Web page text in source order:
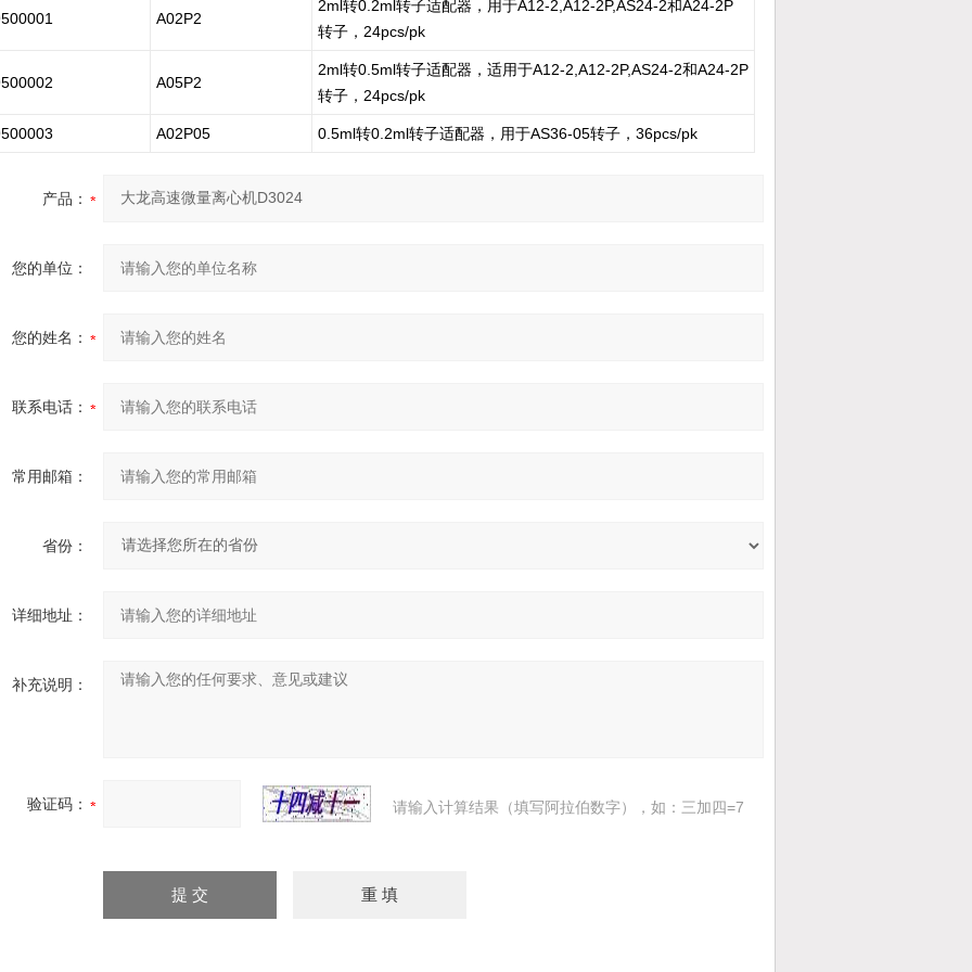
A02P2
2ml转0.2ml转子适配器，用于A12-2,A12-2P,AS24-2和A24-2P
转子，24pcs/pk
A05P2
2ml转0.5ml转子适配器，适用于A12-2,A12-2P,AS24-2和A24-2P
转子，24pcs/pk
A02P05 0.5ml转0.2ml转子适配器，用于AS36-05转子，36pcs/pk
产品：
您的单位：
您的姓名：
联系电话：
常用邮箱：
省份：
详细地址：
补充说明：
验证码： 请输入计算结果（填写阿拉伯数字），如：三加四=7